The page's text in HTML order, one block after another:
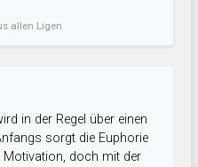
allen Ligen
in der Regel über einen
sorgt die Euphorie
Motivation, doch mit der